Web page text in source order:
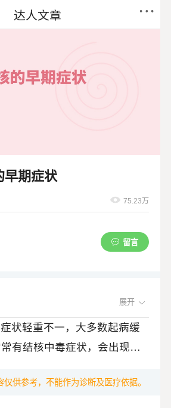
达人文章
早期症状
75.23万
留言
状轻重不一，大多数起病缓
有结核中毒症状，会出现发
少，婴幼儿常常要求抱，此
供参考，不能作为诊断及医疗依据。